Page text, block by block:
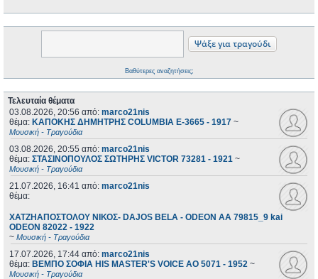
Βαθύτερες αναζητήσεις;
Τελευταία θέματα
03.08.2026, 20:56 από: marco21nis
θέμα: ΚΑΠΟΚΗΣ ΔΗΜΗΤΡΗΣ COLUMBIA E-3665 - 1917 ~
Μουσική - Τραγούδια
03.08.2026, 20:55 από: marco21nis
θέμα: ΣΤΑΣΙΝΟΠΟΥΛΟΣ ΣΩΤΗΡΗΣ VICTOR 73281 - 1921 ~
Μουσική - Τραγούδια
21.07.2026, 16:41 από: marco21nis
θέμα:
ΧΑΤΖΗΑΠΟΣΤΟΛΟΥ ΝΙΚΟΣ- DAJOS BELA - ODEON AA 79815_9 kai
ODEON 82022 - 1922
~ Μουσική - Τραγούδια
17.07.2026, 17:44 από: marco21nis
θέμα: ΒΕΜΠΟ ΣΟΦΙΑ HIS MASTER'S VOICE AO 5071 - 1952 ~
Μουσική - Τραγούδια